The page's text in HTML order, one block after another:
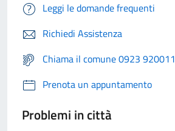
Leggi le domande frequenti
Richiedi Assistenza
Chiama il comune 0923 920011
Prenota un appuntamento
Problemi in città